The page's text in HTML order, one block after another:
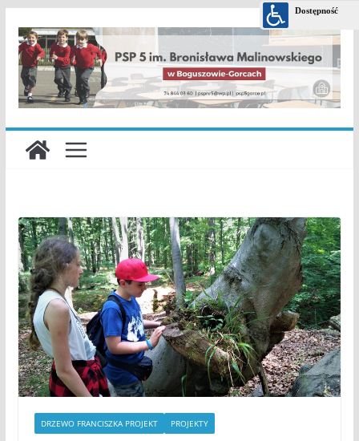
treści
DRZEWO FRANCISZKA PROJEKT PROJEKTY